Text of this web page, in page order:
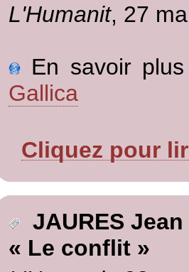
L'Humanit, 27
En savoir
Gallica
Cliquez pour
JAURES Jean
« Le conflit »